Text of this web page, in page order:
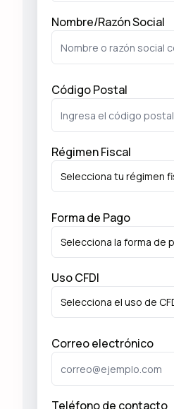
Jaumave
Carretera Victoria, KM
Ciudad Victoria, 87930
La Marina
Soto la Marina - Ciudad
Soto la Marina, Tamps.
La Rosalva
Carr Federal Num 85, Cd
Limon
Carretera Nacional Kilómetro
Mante, Tamps.
(831) 232 4273
Nombre/Razón Social
Código Postal
Régimen Fiscal
Forma de Pago
Uso CFDI
Correo electrónico
Teléfono de contacto